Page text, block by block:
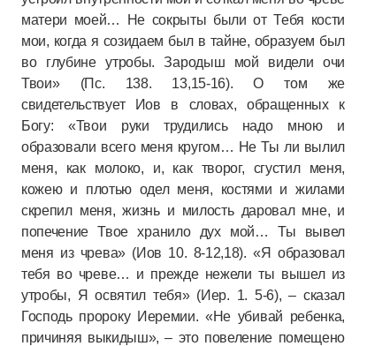
матери моей… Не сокрыты были от Тебя кости
мои, когда я созидаем был в тайне, образуем был
во глубине утробы. Зародыш мой видели очи
Твои» (Пс. 138. 13,15-16). О том же
свидетельствует Иов в словах, обращенных к
Богу: «Твои руки трудились надо мною и
образовали всего меня кругом… Не Ты ли вылил
меня, как молоко, и, как творог, сгустил меня,
кожею и плотью одел меня, костями и жилами
скрепил меня, жизнь и милость даровал мне, и
попечение Твое хранило дух мой… Ты вывел
меня из чрева» (Иов 10. 8-12,18). «Я образовал
тебя во чреве… и прежде нежели ты вышел из
утробы, Я освятил тебя» (Иер. 1. 5-6), – сказал
Господь пророку Иеремии. «Не убивай ребенка,
причиняя выкидыш», – это повеление помещено